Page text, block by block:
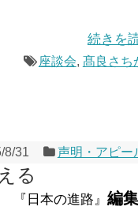
続きを
座談会, 髙良さち
8/31 声明・アピー
る
『日本の進路』 編